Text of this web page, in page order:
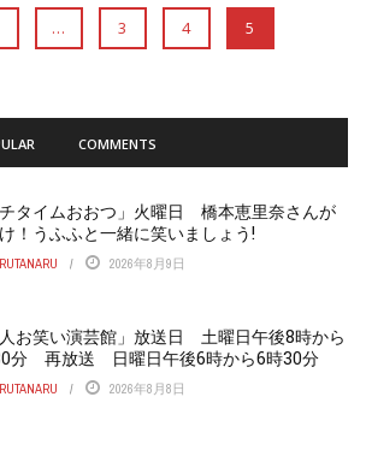
… 3 4 5
COMMENTS
タイムおおつ」火曜日 橋本恵里奈さんが
！うふふと一緒に笑いましょう!
2026年8月9日
人お笑い演芸館」放送日 土曜日午後8時から
分 再放送 日曜日午後6時から6時30分
2026年8月8日